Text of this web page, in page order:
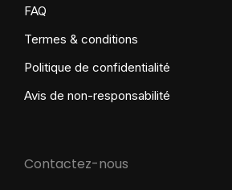
FAQ
Termes & conditions
Politique de confidentialité
Avis de non-responsabilité
Contactez-nous